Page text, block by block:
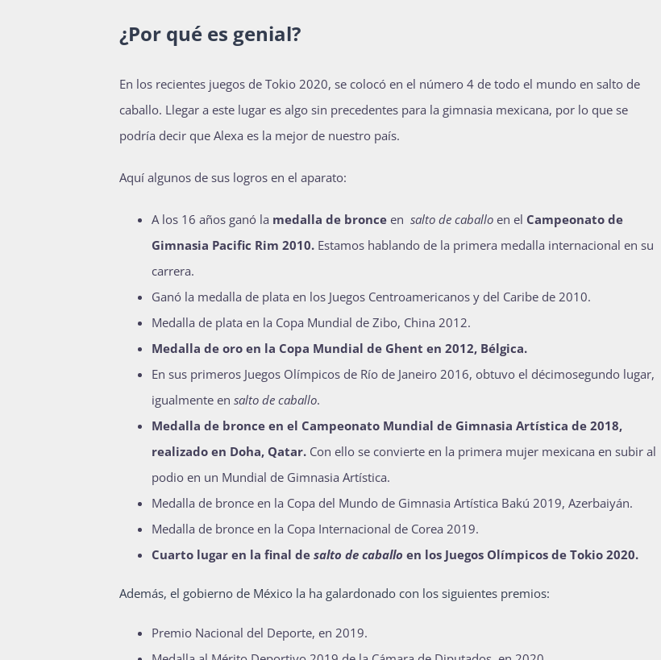
¿Por qué es genial?
En los recientes juegos de Tokio 2020, se colocó en el número 4 de todo el mundo en salto de
caballo. Llegar a este lugar es algo sin precedentes para la gimnasia mexicana, por lo que se
podría decir que Alexa es la mejor de nuestro país.
Aquí algunos de sus logros en el aparato:
A los 16 años ganó la medalla de bronce ensalto de caballo en el Campeonato de
Gimnasia Pacific Rim 2010. Estamos hablando de la primera medalla internacional en su
carrera.
Ganó la medalla de plata en los Juegos Centroamericanos y del Caribe de 2010.
Medalla de plata en la Copa Mundial de Zibo, China 2012.
Medalla de oro en la Copa Mundial de Ghent en 2012, Bélgica.
En sus primeros Juegos Olímpicos de Río de Janeiro 2016, obtuvo el décimosegundo lugar,
igualmente ensalto de caballo.
Medalla de bronce en el Campeonato Mundial de Gimnasia Artística de 2018,
realizado en Doha, Qatar. Con ello se convierte en la primera mujer mexicana en subir al
podio en un Mundial de Gimnasia Artística.
Medalla de bronce en la Copa del Mundo de Gimnasia Artística Bakú 2019, Azerbaiyán.
Medalla de bronce en la Copa Internacional de Corea 2019.
Cuarto lugar en la final desalto de caballoen los Juegos Olímpicos de Tokio 2020.
Además, el gobierno de México la ha galardonado con los siguientes premios:
Premio Nacional del Deporte, en 2019.